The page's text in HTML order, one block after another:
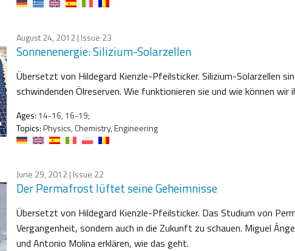
August 24, 2012| Issue 23
Sonnenenergie: Silizium-Solarzellen
Übersetzt von Hildegard Kienzle-Pfeilsticker. Silizium-Solarzellen
schwindenden Ölreserven. Wie funktionieren sie und wie können
Ages: 14-16, 16-19;
Topics:Physics, Chemistry, Engineering
June 29, 2012| Issue 22
Der Permafrost lüftet seine Geheimnisse
Übersetzt von Hildegard Kienzle-Pfeilsticker. Das Studium von
Vergangenheit, sondern auch in die Zukunft zu schauen. Miguel
und Antonio Molina erklären, wie das geht.